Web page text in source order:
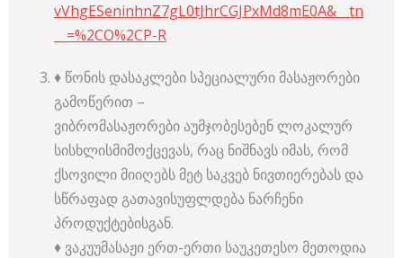
vVhgESeninhnZ7gL0tJhrCGJPxMd8mE0A&__tn
__=%2CO%2CP-R
♦️ წონის დასაკლები სპეციალური მასაჟორები
გამოწერით –
ვიბრომასაჟორები აუმჯობესებენ ლოკალურ
სისხლისმიმოქცევას, რაც ნიშნავს იმას, რომ
ქსოვილი მიიღებს მეტ საკვებ ნივთიერებას და
სწრაფად გათავისუფლდება ნარჩენი
პროდუქტებისგან.
♦️ ვაკუუმასაჟი ერთ-ერთი საუკეთესო მეთოდია